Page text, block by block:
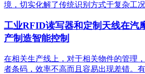
境，切实化解了传统识别方式于复杂工
工业RFID读写器和定制天线在汽
产制造智能控制
在相关生产线上，对于相关物件的管理
者条码，效率不高而且容易出现差错。